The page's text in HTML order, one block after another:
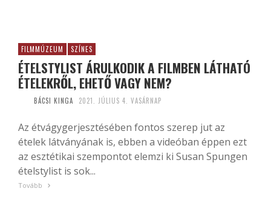
FILMMÚZEUM SZÍNES
ÉTELSTYLIST ÁRULKODIK A FILMBEN LÁTHATÓ
ÉTELEKRŐL, EHETŐ VAGY NEM?
BÁCSI KINGA 2021. JÚLIUS 4. VASÁRNAP
Az étvágygerjesztésében fontos szerep jut az
ételek látványának is, ebben a videóban éppen ezt
az esztétikai szempontot elemzi ki Susan Spungen
ételstylist is sok...
Tovább